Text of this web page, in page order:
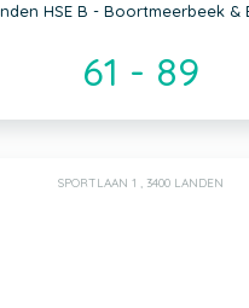
HSE B - Boortmeerbeek &
61 - 89
SPORTLAAN 1 , 3400 LANDEN